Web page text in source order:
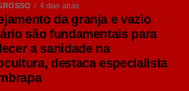
por problemas logísticos no
britânicos tinham as
longo de suas viagens à Índia,
de colocar uma
lúpulo, que age como conservante
4 dias atrás
da granja e vazio
são fundamentais para
a sanidade na
destaca especialista